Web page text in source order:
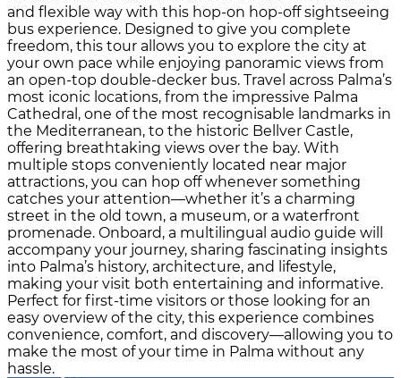
and flexible way with this hop-on hop-off sightseeing
bus experience. Designed to give you complete
freedom, this tour allows you to explore the city at
your own pace while enjoying panoramic views from
an open-top double-decker bus. Travel across Palma’s
most iconic locations, from the impressive Palma
Cathedral, one of the most recognisable landmarks in
the Mediterranean, to the historic Bellver Castle,
offering breathtaking views over the bay. With
multiple stops conveniently located near major
attractions, you can hop off whenever something
catches your attention—whether it’s a charming
street in the old town, a museum, or a waterfront
promenade. Onboard, a multilingual audio guide will
accompany your journey, sharing fascinating insights
into Palma’s history, architecture, and lifestyle,
making your visit both entertaining and informative.
Perfect for first-time visitors or those looking for an
easy overview of the city, this experience combines
convenience, comfort, and discovery—allowing you to
make the most of your time in Palma without any
hassle.